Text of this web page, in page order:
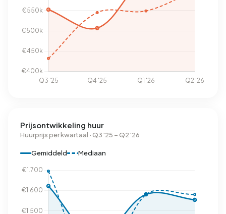
Prijsontwikkeling huur
Huurprijs per kwartaal · Q3 '25 – Q2 '26
Gemiddeld Mediaan